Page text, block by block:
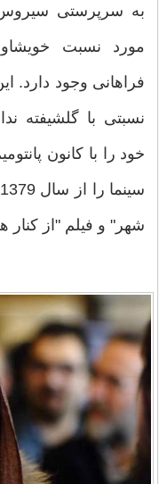
به سرپرستی
مورد نسبت
فراهانی وجود دارد.
نسبتی با گلشیفته
خود را با کانون
شهر" و فیلم "از کنار